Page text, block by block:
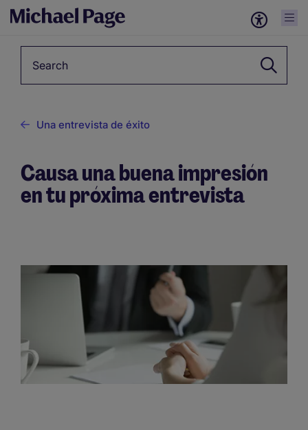
Una entrevista de éxito
Causa una buena impresión
en tu próxima entrevista